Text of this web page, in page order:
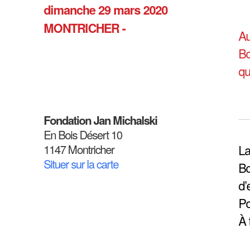
dimanche 29 mars 2020
MONTRICHER -
Fondation Jan Michalski
En Bois Désert 10
1147 Montricher
Situer sur la carte
À